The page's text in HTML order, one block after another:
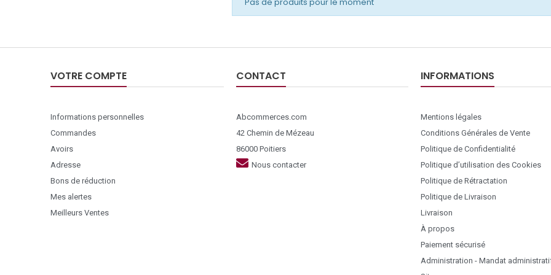
VOTRE COMPTE
Informations personnelles
Commandes
Avoirs
Adresse
Bons de réduction
Mes alertes
Meilleurs Ventes
CONTACT
Abcommerces.com
42 Chemin de Mézeau
86000 Poitiers
Nous contacter
INFORMATIONS
Mentions légales
Conditions Générales de Vente
Politique de Confidentialité
Politique d’utilisation des Cookies
Politique de Rétractation
Politique de Livraison
Livraison
À propos
Paiement sécurisé
Administration - Mandat